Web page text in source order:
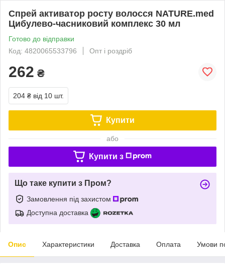
Спрей активатор росту волосся NATURE.med
Цибулево-часниковий комплекс 30 мл
Готово до відправки
Код: 4820065533796
Опт і роздріб
262 ₴
204 ₴ від 10 шт.
Купити
або
Купити з
Що таке купити з Пром?
Замовлення під захистом
Доступна доставка
Опис Характеристики Доставка Оплата Умови